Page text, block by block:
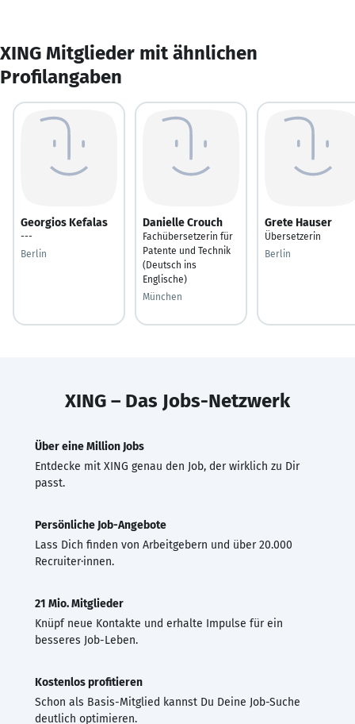
XING Mitglieder mit ähnlichen
Profilangaben
Georgios Kefalas
---
Berlin
Danielle Crouch
Fachübersetzerin für
Patente und Technik
(Deutsch ins
Englische)
München
Grete Hauser
Übersetzerin
Berlin
XING – Das Jobs-Netzwerk
Über eine Million Jobs
Entdecke mit XING genau den Job, der wirklich zu Dir
passt.
Persönliche Job-Angebote
Lass Dich finden von Arbeitgebern und über 20.000
Recruiter·innen.
21 Mio. Mitglieder
Knüpf neue Kontakte und erhalte Impulse für ein
besseres Job-Leben.
Kostenlos profitieren
Schon als Basis-Mitglied kannst Du Deine Job-Suche
deutlich optimieren.